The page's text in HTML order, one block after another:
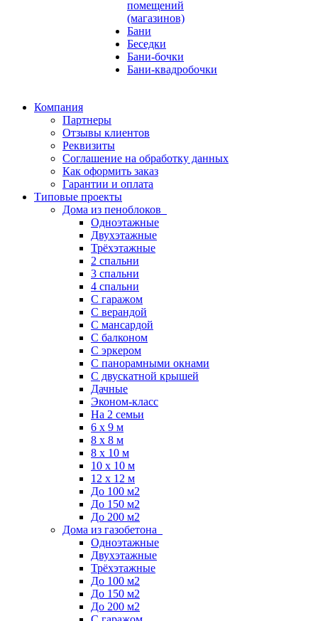
помещений
(магазинов)
Бани
Беседки
Бани-бочки
Бани-квадробочки
Компания
Партнеры
Отзывы клиентов
Реквизиты
Соглашение на обработку данных
Как оформить заказ
Гарантии и оплата
Типовые проекты
Дома из пеноблоков
Одноэтажные
Двухэтажные
Трёхэтажные
2 спальни
3 спальни
4 спальни
С гаражом
С верандой
С мансардой
С балконом
C эркером
С панорамными окнами
С двускатной крышей
Дачные
Эконом-класс
На 2 семьи
6 x 9 м
8 x 8 м
8 x 10 м
10 x 10 м
12 x 12 м
До 100 м2
До 150 м2
До 200 м2
Дома из газобетона
Одноэтажные
Двухэтажные
Трёхэтажные
До 100 м2
До 150 м2
До 200 м2